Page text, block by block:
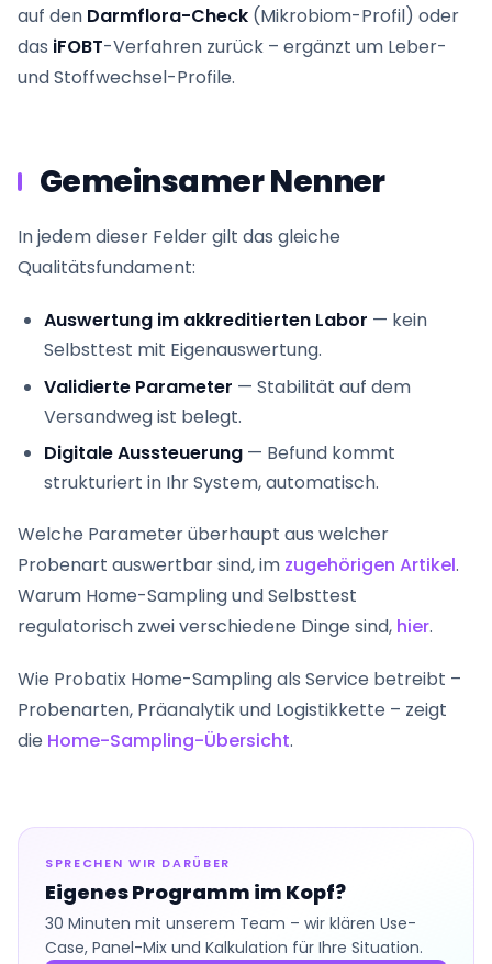
auf den Darmflora-Check (Mikrobiom-Profil) oder
das iFOBT-Verfahren zurück – ergänzt um Leber-
und Stoffwechsel-Profile.
Gemeinsamer Nenner
In jedem dieser Felder gilt das gleiche
Qualitätsfundament:
Auswertung im akkreditierten Labor — kein
Selbsttest mit Eigenauswertung.
Validierte Parameter — Stabilität auf dem
Versandweg ist belegt.
Digitale Aussteuerung — Befund kommt
strukturiert in Ihr System, automatisch.
Welche Parameter überhaupt aus welcher
Probenart auswertbar sind, im zugehörigen Artikel.
Warum Home-Sampling und Selbsttest
regulatorisch zwei verschiedene Dinge sind, hier.
Wie Probatix Home-Sampling als Service betreibt –
Probenarten, Präanalytik und Logistikkette – zeigt
die Home-Sampling-Übersicht.
SPRECHEN WIR DARÜBER
Eigenes Programm im Kopf?
30 Minuten mit unserem Team – wir klären Use-
Case, Panel-Mix und Kalkulation für Ihre Situation.